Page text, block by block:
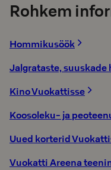
Rohkem
Hommikusöök
Jalgrataste, suuskade
Kino Vuokattisse
Koosoleku- ja
Uued korterid
Vuokatti Areena